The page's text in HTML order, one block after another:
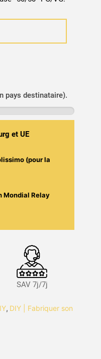
pays destinataire).
et UE
(pour la
Mondial Relay
SAV 7j/7j
, DIY | Fabriquer son